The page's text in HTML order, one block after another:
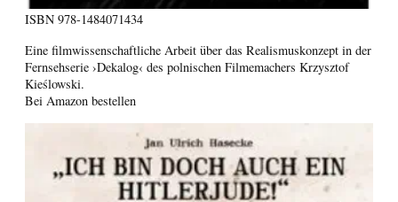
ISBN 978-1484071434
Eine filmwissenschaftliche Arbeit über das Realismuskonzept in der
Fernsehserie ›Dekalog‹ des polnischen Filmemachers Krzysztof
Kieślowski.
Bei Amazon bestellen